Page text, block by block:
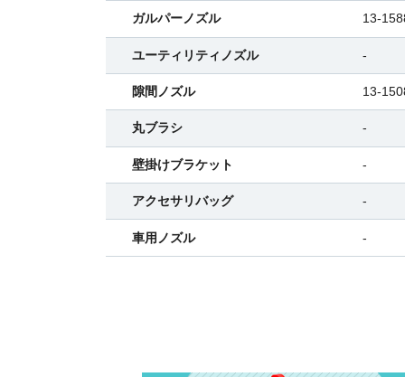
ガルパーノズル 13-
ユーティリティノズル -
隙間ノズル 13-
丸ブラシ -
壁掛けブラケット -
アクセサリバッグ -
車用ノズル -